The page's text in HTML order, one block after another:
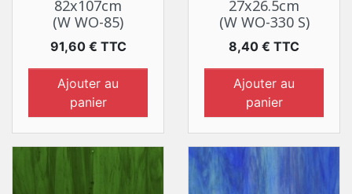
82x107cm
(W WO-85)
Prix
91,60 € TTC
Ajouter au
panier
27x26.5cm
(W WO-330 S)
Prix
8,40 € TTC
Ajouter au
panier